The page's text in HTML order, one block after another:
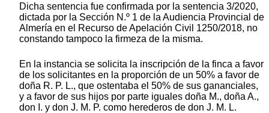
Dicha sentencia fue confirmada por la sentencia 3/2020,
dictada por la Sección N.º 1 de la Audiencia Provincial de
Almería en el Recurso de Apelación Civil 1250/2018, no
constando tampoco la firmeza de la misma.
En la instancia se solicita la inscripción de la finca a favor
de los solicitantes en la proporción de un 50% a favor de
doña R. P. L., que ostentaba el 50% de sus gananciales,
y a favor de sus hijos por parte iguales doña M., doña A.,
don I. y don J. M. P. como herederos de don J. M. L.